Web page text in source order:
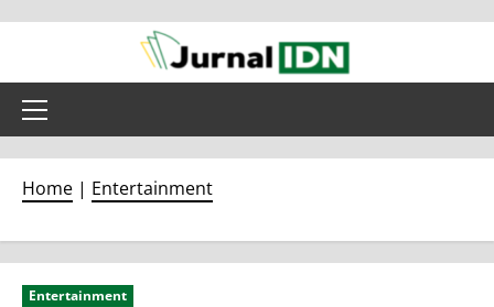
content
Primary
Home | Entertainment
Entertainment